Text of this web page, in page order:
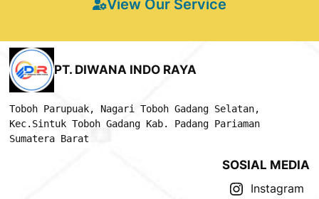
View Our Service
PT. DIWANA INDO RAYA
Toboh Parupuak, Nagari Toboh Gadang Selatan,
Kec.Sintuk Toboh Gadang Kab. Padang Pariaman
Sumatera Barat
SOSIAL MEDIA
Instagram